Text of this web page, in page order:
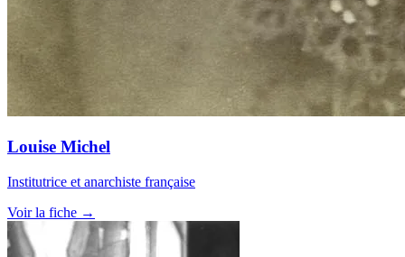
Louise Michel
Institutrice et anarchiste française
Voir la fiche →